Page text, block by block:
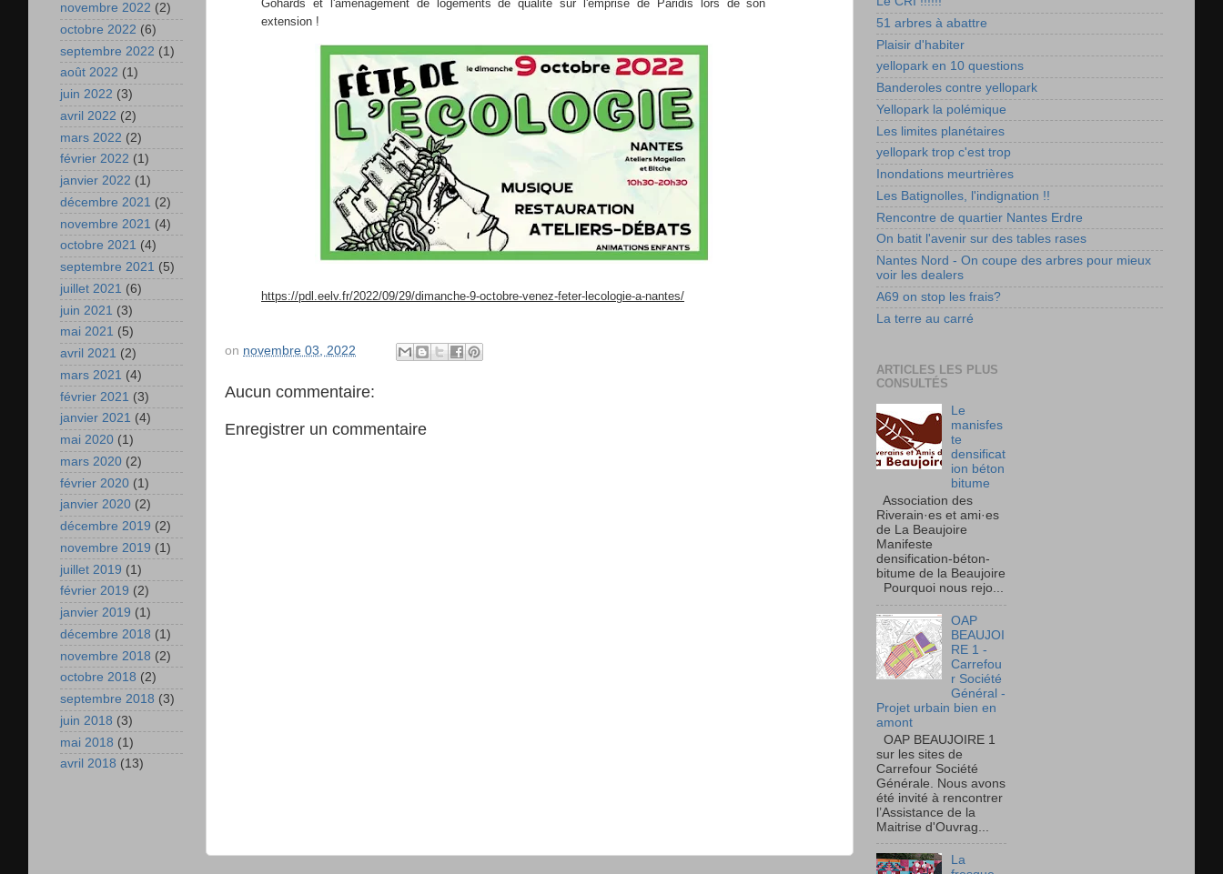
Gohards et l'aménagement de logements de qualité sur l'emprise de Paridis lors de son
extension !
https://pdl.eelv.fr/2022/09/29/dimanche-9-octobre-venez-feter-lecologie-a-nantes/
on novembre 03, 2022
Aucun commentaire:
Enregistrer un commentaire
novembre 2022 (2)
octobre 2022 (6)
septembre 2022 (1)
août 2022 (1)
juin 2022 (3)
avril 2022 (2)
mars 2022 (2)
février 2022 (1)
janvier 2022 (1)
décembre 2021 (2)
novembre 2021 (4)
octobre 2021 (4)
septembre 2021 (5)
juillet 2021 (6)
juin 2021 (3)
mai 2021 (5)
avril 2021 (2)
mars 2021 (4)
février 2021 (3)
janvier 2021 (4)
mai 2020 (1)
mars 2020 (2)
février 2020 (1)
janvier 2020 (2)
décembre 2019 (2)
novembre 2019 (1)
juillet 2019 (1)
février 2019 (2)
janvier 2019 (1)
décembre 2018 (1)
novembre 2018 (2)
octobre 2018 (2)
septembre 2018 (3)
juin 2018 (3)
mai 2018 (1)
avril 2018 (13)
51 arbres à abattre
Plaisir d'habiter
yellopark en 10 questions
Banderoles contre yellopark
Yellopark la polémique
Les limites planétaires
yellopark trop c'est trop
Inondations meurtrières
Les Batignolles, l'indignation !!
Rencontre de quartier Nantes Erdre
On batit l'avenir sur des tables rases
Nantes Nord - On coupe des arbres pour mieux
voir les dealers
A69 on stop les frais?
La terre au carré
ARTICLES LES PLUS
CONSULTÉS
Le
manisfes
te
densificat
ion béton
bitume
Association des
Riverain·es et ami·es
de La Beaujoire
Manifeste
densification-béton-
bitume de la Beaujoire
Pourquoi nous rejo...
OAP
BEAUJOI
RE 1 -
Carrefou
r Société
Général -
Projet urbain bien en
amont
OAP BEAUJOIRE 1
sur les sites de
Carrefour Société
Générale. Nous avons
été invité à rencontrer
l’Assistance de la
Maitrise d'Ouvrag...
La